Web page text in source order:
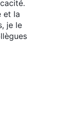
et la
je le